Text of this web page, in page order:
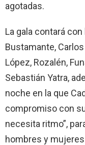
agotadas.
La gala contará
Bustamante,
López, Rozalén,
Sebastián Yatra,
noche en la que
compromiso con
necesita ritmo”,
hombres y